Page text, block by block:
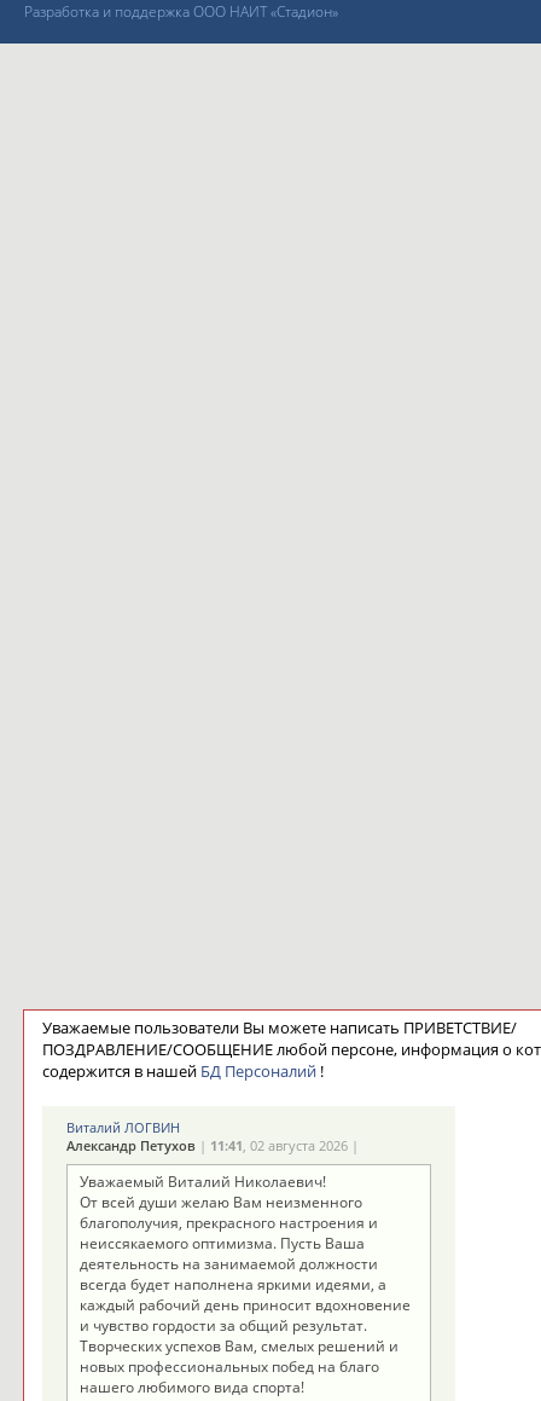
Разработка и поддержка ООО НАИТ «Стадион»
Уважаемые пользователи Вы можете написать ПРИВЕТСТВИЕ/
ПОЗДРАВЛЕНИЕ/СООБЩЕНИЕ любой персоне, информация о
содержится в нашей БД Персоналий!
Виталий ЛОГВИН
Александр Петухов| 11:41, 02 августа 2026 |
Уважаемый Виталий Николаевич!
От всей души желаю Вам неизменного
благополучия, прекрасного настроения и
неиссякаемого оптимизма. Пусть Ваша
деятельность на занимаемой должности
всегда будет наполнена яркими идеями, а
каждый рабочий день приносит вдохновение
и чувство гордости за общий результат.
Творческих успехов Вам, смелых решений и
новых профессиональных побед на благо
нашего любимого вида спорта!